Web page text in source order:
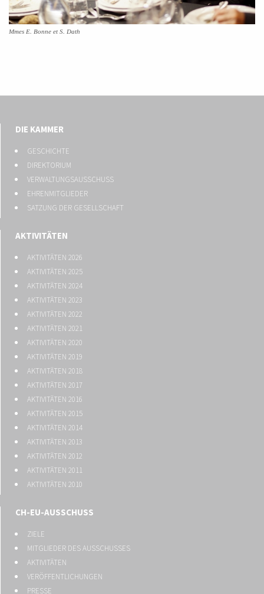
Mmes E. Bonne et S. Dath
DIE KAMMER
GESCHICHTE
DIREKTORIUM
VERWALTUNGSAUSSCHUSS
EHRENMITGLIEDER
SATZUNG DER GESELLSCHAFT
AKTIVITÄTEN
AKTIVITÄTEN 2026
AKTIVITÄTEN 2025
AKTIVITÄTEN 2024
AKTIVITÄTEN 2023
AKTIVITÄTEN 2022
AKTIVITÄTEN 2021
AKTIVITÄTEN 2020
AKTIVITÄTEN 2019
AKTIVITÄTEN 2018
AKTIVITÄTEN 2017
AKTIVITÄTEN 2016
AKTIVITÄTEN 2015
AKTIVITÄTEN 2014
AKTIVITÄTEN 2013
AKTIVITÄTEN 2012
AKTIVITÄTEN 2011
AKTIVITÄTEN 2010
CH-EU-AUSSCHUSS
ZIELE
MITGLIEDER DES AUSSCHUSSES
AKTIVITÄTEN
VERÖFFENTLICHUNGEN
PRESSE